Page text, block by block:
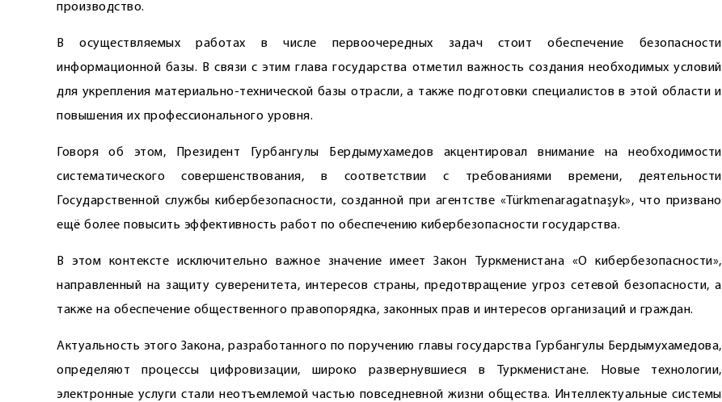
производство.
В осуществляемых работах в числе первоочередных задач стоит обеспечение безопасности
информационной базы. В связи с этим глава государства отметил важность создания необходимых условий
для укрепления материально-технической базы отрасли, а также подготовки специалистов в этой области и
повышения их профессионального уровня.
Говоря об этом, Президент Гурбангулы Бердымухамедов акцентировал внимание на необходимости
систематического совершенствования, в соответствии с требованиями времени, деятельности
Государственной службы кибербезопасности, созданной при агентстве «Türkmenaragatnaşyk», что призвано
ещё более повысить эффективность работ по обеспечению кибербезопасности государства.
В этом контексте исключительно важное значение имеет Закон Туркменистана «О кибербезопасности»,
направленный на защиту суверенитета, интересов страны, предотвращение угроз сетевой безопасности, а
также на обеспечение общественного правопорядка, законных прав и интересов организаций и граждан.
Актуальность этого Закона, разработанного по поручению главы государства Гурбангулы Бердымухамедова,
определяют процессы цифровизации, широко развернувшиеся в Туркменистане. Новые технологии,
электронные услуги стали неотъемлемой частью повседневной жизни общества. Интеллектуальные системы